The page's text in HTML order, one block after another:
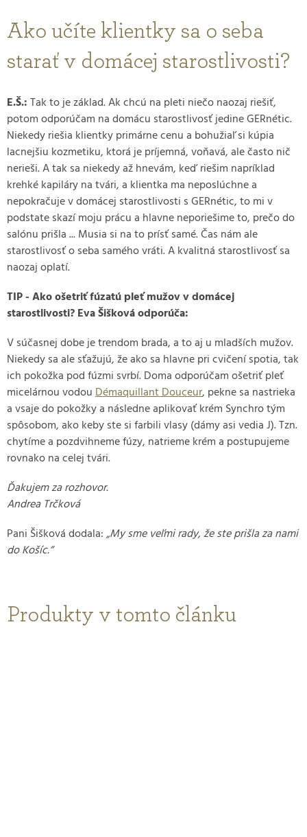
Ako učíte klientky sa o seba
starať v domácej starostlivosti?
E.Š.:Tak to je základ. Ak chcú na pleti niečo naozaj riešiť,
potom odporúčam na domácu starostlivosť jedine GERnétic.
Niekedy riešia klientky primárne cenu a bohužiaľ si kúpia
lacnejšiu kozmetiku, ktorá je príjemná, voňavá, ale často nič
nerieši. A tak sa niekedy až hnevám, keď riešim napríklad
krehké kapiláry na tvári, a klientka ma neposlúchne a
nepokračuje v domácej starostlivosti s GERnétic, to mi v
podstate skazí moju prácu a hlavne neporiešime to, prečo do
salónu prišla ... Musia si na to prísť samé. Čas nám ale
starostlivosť o seba samého vráti. A kvalitná starostlivosť sa
naozaj oplatí.
TIP - Ako ošetriť fúzatú pleť mužov v domácej
starostlivosti? Eva Šišková odporúča:
V súčasnej dobe je trendom brada, a to aj u mladších mužov.
Niekedy sa ale sťažujú, že ako sa hlavne pri cvičení spotia, tak
ich pokožka pod fúzmi svrbí. Doma odporúčam ošetriť pleť
micelárnou vodouDémaquillant Douceur, pekne sa nastrieka
a vsaje do pokožky a následne aplikovať krém Synchro tým
spôsobom, ako keby ste si farbili vlasy (dámy asi vedia J). Tzn.
chytíme a pozdvihneme fúzy, natrieme krém a postupujeme
rovnako na celej tvári.
Ďakujem za rozhovor.
Andrea Trčková
Pani Šišková dodala:„My sme veľmi rady, že ste prišla za nami
do Košíc.“
Produkty v tomto článku